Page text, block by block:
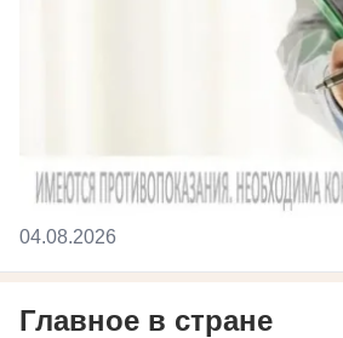
04.08.2026
Главное в стране